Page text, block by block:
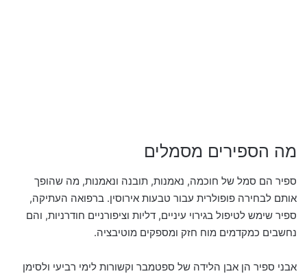
מה הספירים מסמלים
ספיר הם סמל של חוכמה, נאמנות, תובנה ונאמנות, מה שהופך
אותם לבחירה פופולרית עבור טבעות אירוסין. ברפואה העתיקה,
ספיר שימש לטיפול בגירוי עיניים, דליות וציפורניים חודרניות, והם
נחשבים כמקדמים מוח חזק ומספקים מוטיבציה.
אבני ספיר הן אבן הלידה של ספטמבר וקשורות לימי רביעי ולסימן